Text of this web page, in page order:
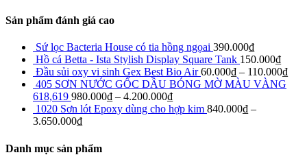
Sản phẩm đánh giá cao
Sứ lọc Bacteria House có tia hồng ngọai 390.000₫
Hồ cá Betta - Ista Stylish Display Square Tank 150.000₫
Đầu sủi oxy vi sinh Gex Best Bio Air 60.000₫ – 110.000₫
405 SƠN NƯỚC GỐC DẦU BÓNG MỜ MÀU VÀNG
618,619 980.000₫ – 4.200.000₫
1020 Sơn lót Epoxy dùng cho hợp kim 840.000₫ –
3.650.000₫
Danh mục sản phẩm